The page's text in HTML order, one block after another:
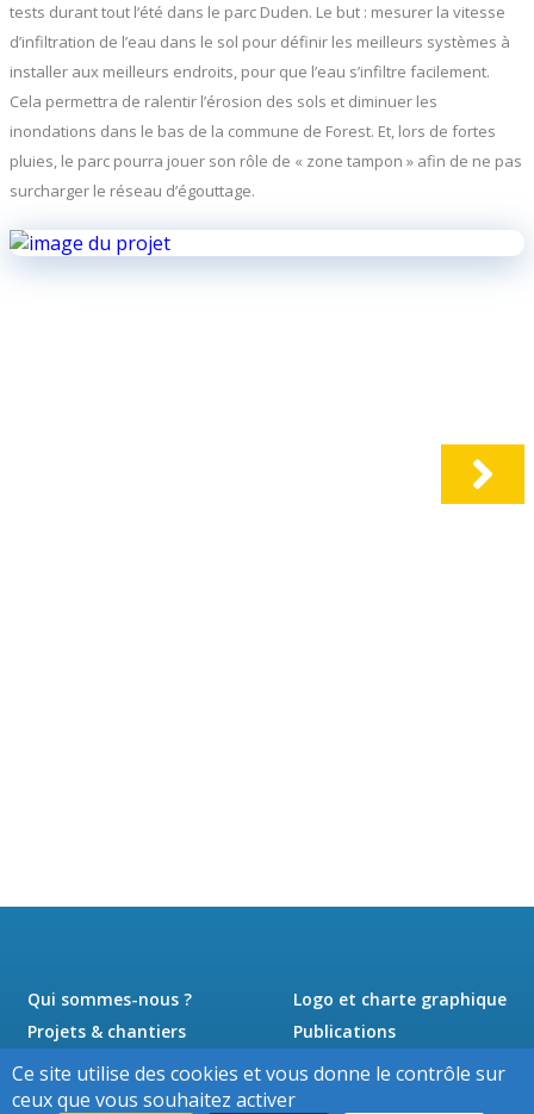
tests durant tout l‘été dans le parc Duden. Le but : mesurer la vitesse
d’infiltration de l’eau dans le sol pour définir les meilleurs systèmes à
installer aux meilleurs endroits, pour que l’eau s’infiltre facilement.
Cela permettra de ralentir l’érosion des sols et diminuer les
inondations dans le bas de la commune de Forest. Et, lors de fortes
pluies, le parc pourra jouer son rôle de « zone tampon » afin de ne pas
surcharger le réseau d’égouttage.
Qui sommes-nous ?
Projets & chantiers
Actualités
Jobs
Logo et charte graphique
Publications
Presse
Contact
Ce site utilise des cookies et vous donne le contrôle sur
ceux que vous souhaitez activer